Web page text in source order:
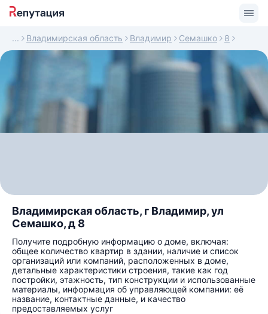
Владимирская область Владимир Семашко 8
Владимирская область, г Владимир, ул
Семашко, д 8
Получите подробную информацию о доме, включая:
общее количество квартир в здании, наличие и список
организаций или компаний, расположенных в доме,
детальные характеристики строения, такие как год
постройки, этажность, тип конструкции и использованные
материалы, информация об управляющей компании: её
название, контактные данные, и качество
предоставляемых услуг